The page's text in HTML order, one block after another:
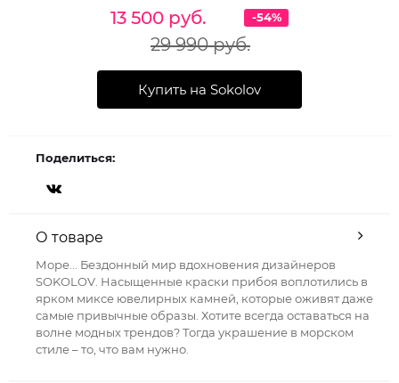
13 500 руб.
29 990 руб.
-54%
Купить на Sokolov
Поделиться:
О товаре
Море... Бездонный мир вдохновения дизайнеров
SOKOLOV. Насыщенные краски прибоя воплотились в
ярком миксе ювелирных камней, которые оживят даже
самые привычные образы. Хотите всегда оставаться на
волне модных трендов? Тогда украшение в морском
стиле – то, что вам нужно.